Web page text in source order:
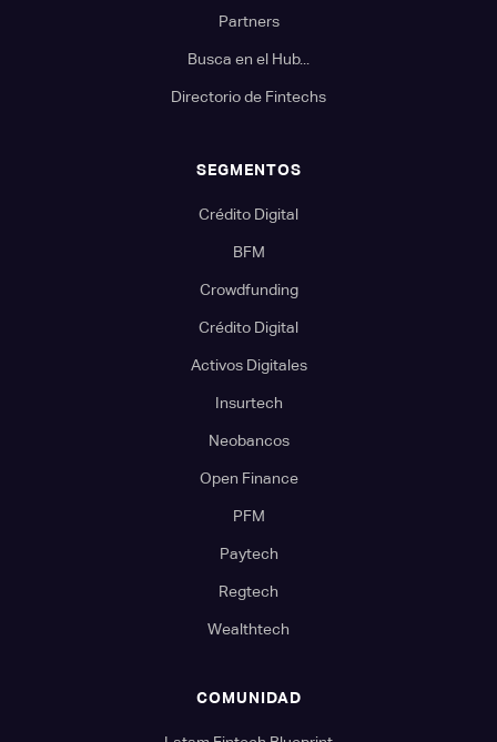
Partners
Busca en el Hub...
Directorio de Fintechs
SEGMENTOS
Crédito Digital
BFM
Crowdfunding
Crédito Digital
Activos Digitales
Insurtech
Neobancos
Open Finance
PFM
Paytech
Regtech
Wealthtech
COMUNIDAD